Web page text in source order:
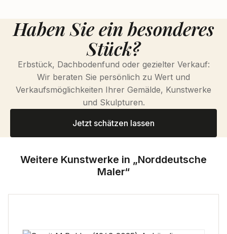
Haben Sie ein besonderes
Stück?
Erbstück, Dachbodenfund oder gezielter Verkauf:
Wir beraten Sie persönlich zu Wert und
Verkaufsmöglichkeiten Ihrer Gemälde, Kunstwerke
und Skulpturen.
Jetzt schätzen lassen
Weitere Kunstwerke in „Norddeutsche
Maler“